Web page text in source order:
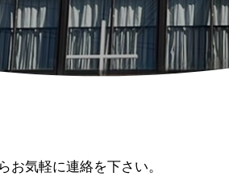
お気軽に連絡を下さい。